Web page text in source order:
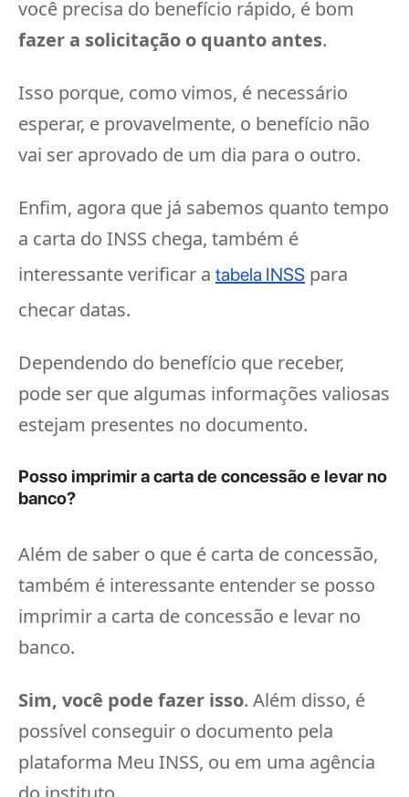
você precisa do benefício rápido, é bom
fazer a solicitação o quanto antes.
Isso porque, como vimos, é necessário
esperar, e provavelmente, o benefício não
vai ser aprovado de um dia para o outro.
Enfim, agora que já sabemos quanto tempo
a carta do INSS chega, também é
interessante verificar a tabela INSS para
checar datas.
Dependendo do benefício que receber,
pode ser que algumas informações valiosas
estejam presentes no documento.
Posso imprimir a carta de concessão e levar no
banco?
Além de saber o que é carta de concessão,
também é interessante entender se posso
imprimir a carta de concessão e levar no
banco.
Sim, você pode fazer isso. Além disso, é
possível conseguir o documento pela
plataforma Meu INSS, ou em uma agência